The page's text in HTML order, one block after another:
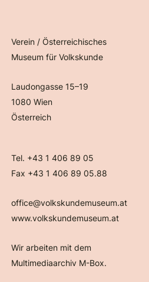
Verein / Österreichisches
Museum für Volkskunde
Laudongasse 15–19
1080 Wien
Österreich
Tel. +43 1 406 89 05
Fax +43 1 406 89 05.88
office@volkskundemuseum.at
www.volkskundemuseum.at
Wir arbeiten mit dem
Multimediaarchiv M-Box.